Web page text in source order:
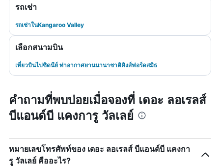
รถเช่า
รถเช่าในKangaroo Valley
เลือกสนามบิน
เที่ยวบินไปซิดนีย์ ท่าอากาศยานนานาชาติคิงส์ฟอร์ดสมิธ
คำถามที่พบบ่อยเมื่อจองที่ เดอะ ลอเรลส์
บีแอนด์บี แคงการู วัลเลย์
หมายเลขโทรศัพท์ของ เดอะ ลอเรลส์ บีแอนด์บี แคงกา
รู วัลเลย์ คืออะไร?